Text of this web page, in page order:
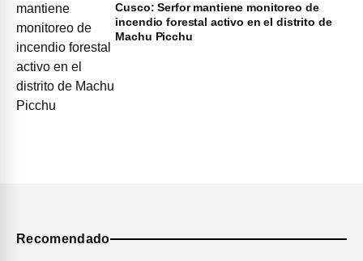
Cusco: Serfor mantiene monitoreo de
incendio forestal activo en el distrito de
Machu Picchu
Recomendado